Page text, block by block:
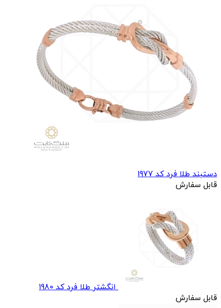
دستبند طلا فرد کد 1977
قابل سفارش
انگشتر طلا فرد کد 1980
قابل سفارش